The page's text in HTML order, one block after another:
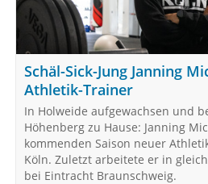
Schäl-Sick-Jung Janning
Athletik-Trainer
In Holweide aufgewachsen und
Höhenberg zu Hause: Janning
kommenden Saison neuer
Köln. Zuletzt arbeitete er in
bei Eintracht Braunschweig.